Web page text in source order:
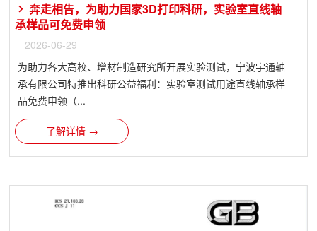
奔走相告，为助力国家3D打印科研，实验室直线轴
承样品可免费申领
2026-06-29
为助力各大高校、增材制造研究所开展实验测试，宁波宇通轴
承有限公司特推出科研公益福利：实验室测试用途直线轴承样
品免费申领（...
了解详情 →